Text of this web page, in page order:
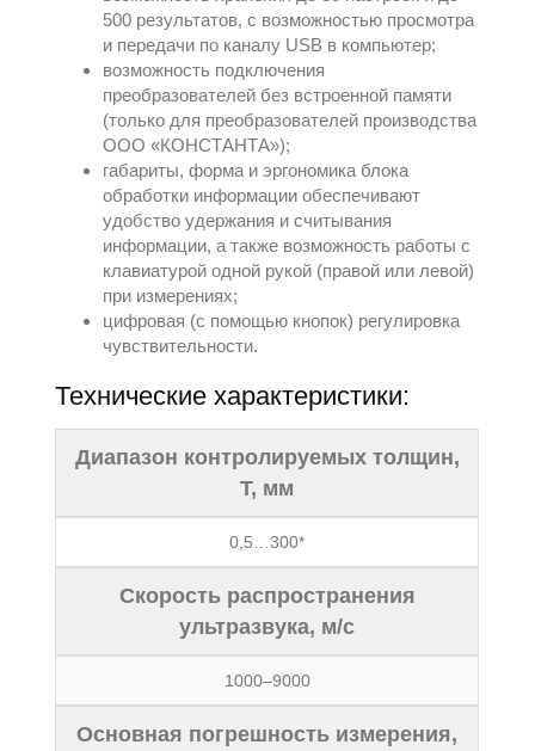
500 результатов, с возможностью просмотра
и передачи по каналу USB в компьютер;
возможность подключения
преобразователей без встроенной памяти
(только для преобразователей производства
ООО «КОНСТАНТА»);
габариты, форма и эргономика блока
обработки информации обеспечивают
удобство удержания и считывания
информации, а также возможность работы с
клавиатурой одной рукой (правой или левой)
при измерениях;
цифровая (с помощью кнопок) регулировка
чувствительности.
Технические характеристики:
Диапазон контролируемых толщин,
Т, мм
0,5…300*
Скорость распространения
ультразвука, м/с
1000–9000
Основная погрешность измерения,